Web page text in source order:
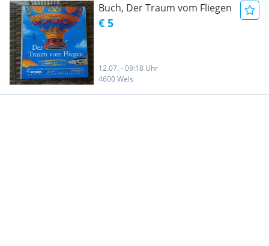
Buch, Der Traum vom Fliegen
€ 5
12.07. - 09:18 Uhr
4600 Wels